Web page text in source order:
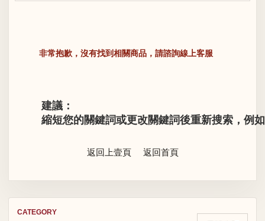
CATEGORY
非常抱歉，沒有找到相關商品，請諮詢線上客服
建議：
縮短您的關鍵詞或更改關鍵詞後重新搜索，例
返回上壹頁 返回首頁